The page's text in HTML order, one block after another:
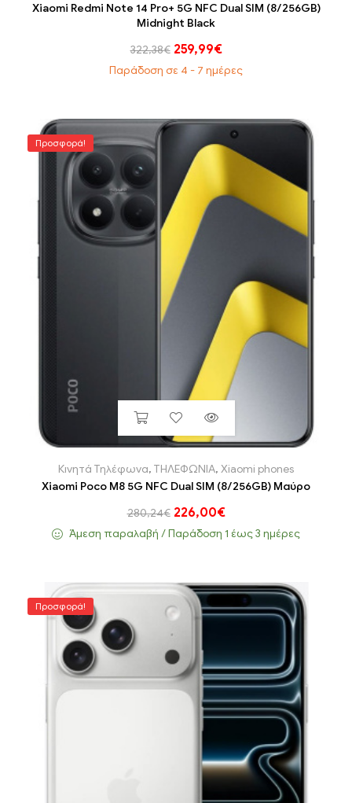
Xiaomi Redmi Note 14 Pro+ 5G NFC Dual SIM (8/256GB)
Midnight Black
322,38€ 259,99€
Παράδοση σε 4 - 7 ημέρες
Προσφορά!
Κινητά Τηλέφωνα, ΤΗΛΕΦΩΝΙΑ, Xiaomi phones
Xiaomi Poco M8 5G NFC Dual SIM (8/256GB) Μαύρο
280,24€ 226,00€
Άμεση παραλαβή / Παράδoση 1 έως 3 ημέρες
Προσφορά!